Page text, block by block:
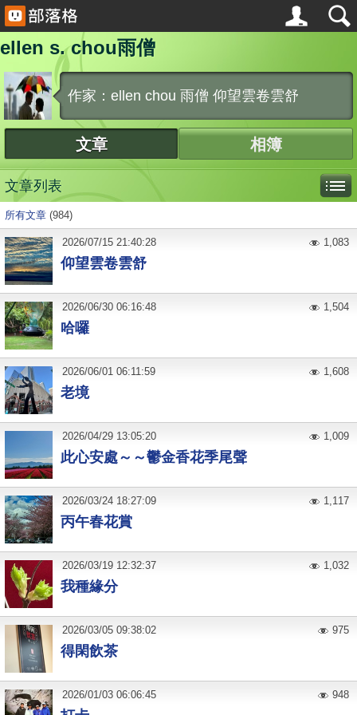
ellen s. chou雨僧
作家：ellen chou 雨僧 仰望雲卷雲舒
文章 相簿
文章列表
所有文章 (984)
仰望雲卷雲舒
2026/07/15 21:40:28 1,083
哈囉
2026/06/30 06:16:48 1,504
老境
2026/06/01 06:11:59 1,608
此心安處～～鬱金香花季尾聲
2026/04/29 13:05:20 1,009
丙午春花賞
2026/03/24 18:27:09 1,117
我種緣分
2026/03/19 12:32:37 1,032
得閑飲茶
2026/03/05 09:38:02 975
2026/01/03 06:06:45 948